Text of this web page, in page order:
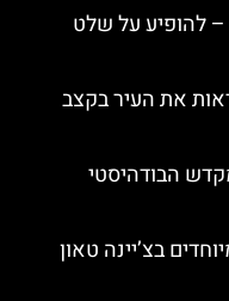
להופיע על שלט
את העיר בקצב
הבודהיסטי
בצ’יינה טאון